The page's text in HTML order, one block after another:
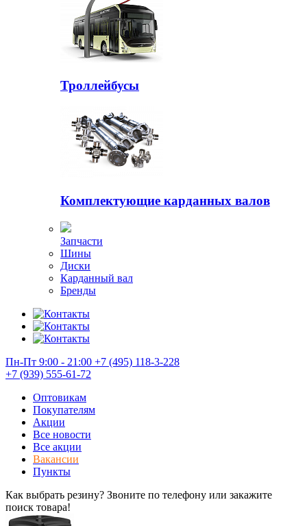
Троллейбусы
Комплектующие карданных валов
Запчасти
Шины
Диски
Карданный вал
Бренды
Пн-Пт 9:00 - 21:00 +7 (495) 118-3-228
+7 (939) 555-61-72
Оптовикам
Покупателям
Акции
Все новости
Все акции
Вакансии
Пункты
Как выбрать резину? Звоните по телефону или закажите
поиск товара!